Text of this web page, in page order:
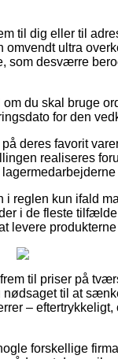
til dig eller til
ultra
som desværre
du skal bruge
for den
deres favorit
realiseres
reglen kun ifald
i de fleste
levere
til priser på
til at
–
forskellige